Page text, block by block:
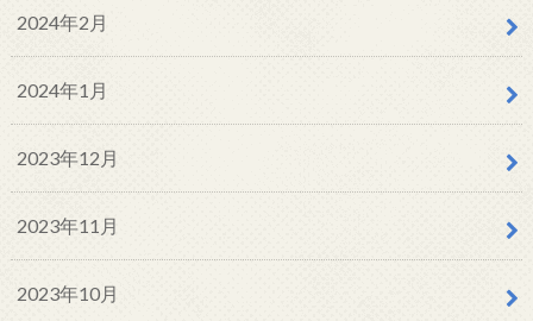
2024年2月
2024年1月
2023年12月
2023年11月
2023年10月